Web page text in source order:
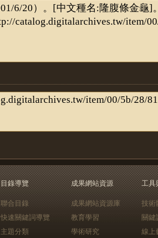
目錄導覽
聯合目錄
快速關鍵詞導覽
主題分類
成果網站資源
成果網站資源庫
教育學習
學術研究
工具
技術
關鍵
線上